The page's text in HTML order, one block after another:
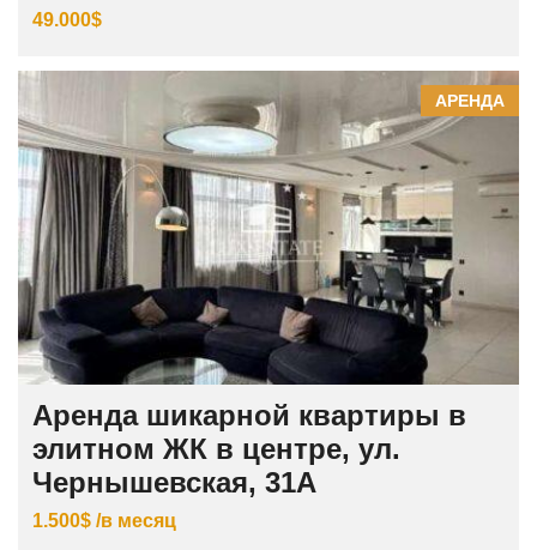
49.000$
АРЕНДА
Аренда шикарной квартиры в
элитном ЖК в центре, ул.
Чернышевская, 31А
1.500$ /в месяц